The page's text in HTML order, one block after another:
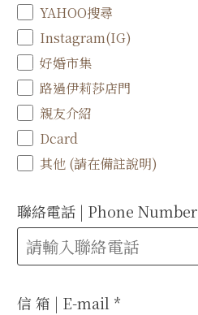
YAHOO搜尋
Instagram(IG)
好婚市集
路過伊莉莎店門
親友介紹
Dcard
其他 (請在備註說明)
聯絡電話 | Phone Number
信 箱 | E-mail *